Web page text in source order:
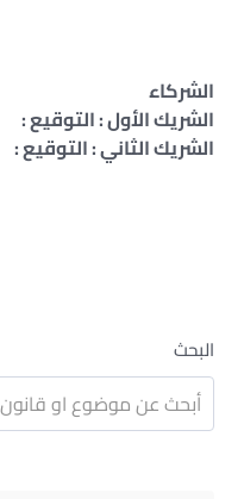
الشركاء
الشريك الأول : التوقيع :
الشريك الثاني : التوقيع :
البحث